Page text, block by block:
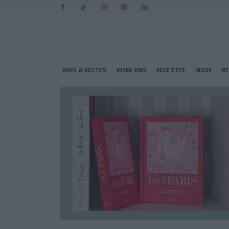
BARS & RESTOS WEEK-END RECETTES MODE